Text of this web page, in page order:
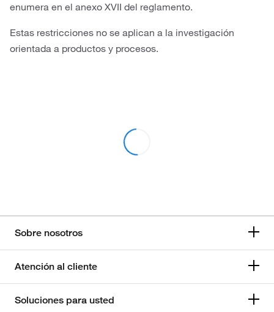
enumera en el anexo XVII del reglamento.
Estas restricciones no se aplican a la investigación
orientada a productos y procesos.
Sobre nosotros
Atención al cliente
Soluciones para usted